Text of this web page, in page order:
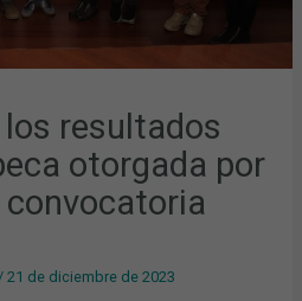
resultados
otorgada por
convocatoria
21 de diciembre de 2023